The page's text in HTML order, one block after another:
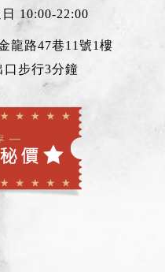
10:00-22:00
龍路47巷11號1樓
口步行3分鐘